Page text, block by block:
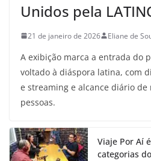
Unidos pela
21 de janeiro de 2026 Eliane de
A exibição marca a entrada do
voltado à diáspora latina, com
e streaming e alcance diário de
pessoas.
Viaje Por Aí
categorias